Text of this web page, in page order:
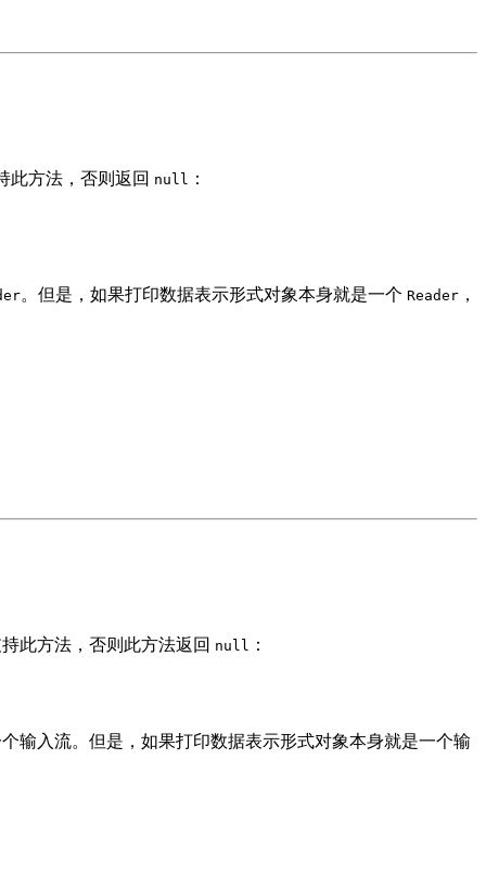
此方法，否则返回 null ：
。但是，如果打印数据表示形式对象本身就是一个 Reader ，
此方法，否则此方法返回 null ：
输入流。但是，如果打印数据表示形式对象本身就是一个输